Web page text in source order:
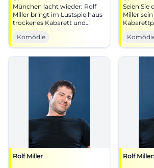
München lacht wieder: Rolf
Miller bringt im Lustspielhaus
trockenes Kabarett und
scharfe Satire auf die Bühne.
26.04.2026, 19:30 Uhr.
#Comedy
Komödie
Seien Sie
Miller
Amberg
Abend
scharfer
ACC.
Rolf Miller Rolf